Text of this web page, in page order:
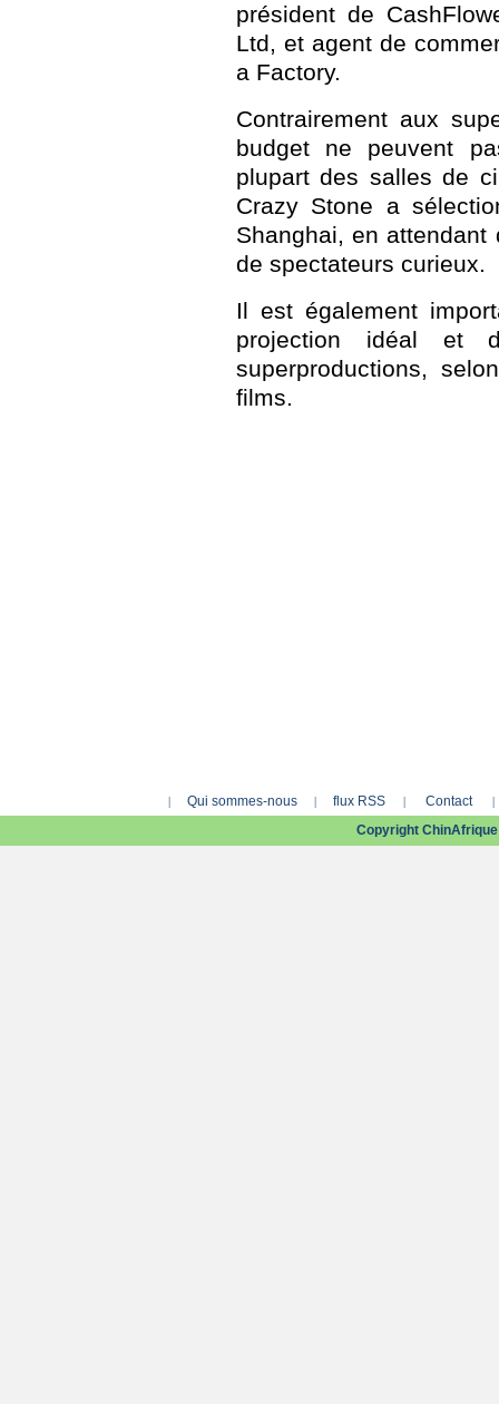
président de
Ltd, et agent de
a Factory.
Contrairement aux
budget ne peuvent
plupart des salles de
Crazy Stone a
Shanghai, en
de spectateurs curieux.
Il est également
projection idéal et
superproductions,
films.
| Qui sommes-nous | flux RSS | Contact |
Copyright